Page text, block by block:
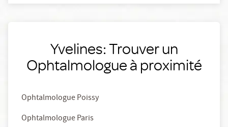
Yvelines: Trouver un
Ophtalmologue à proximité
Ophtalmologue Poissy
Ophtalmologue Paris